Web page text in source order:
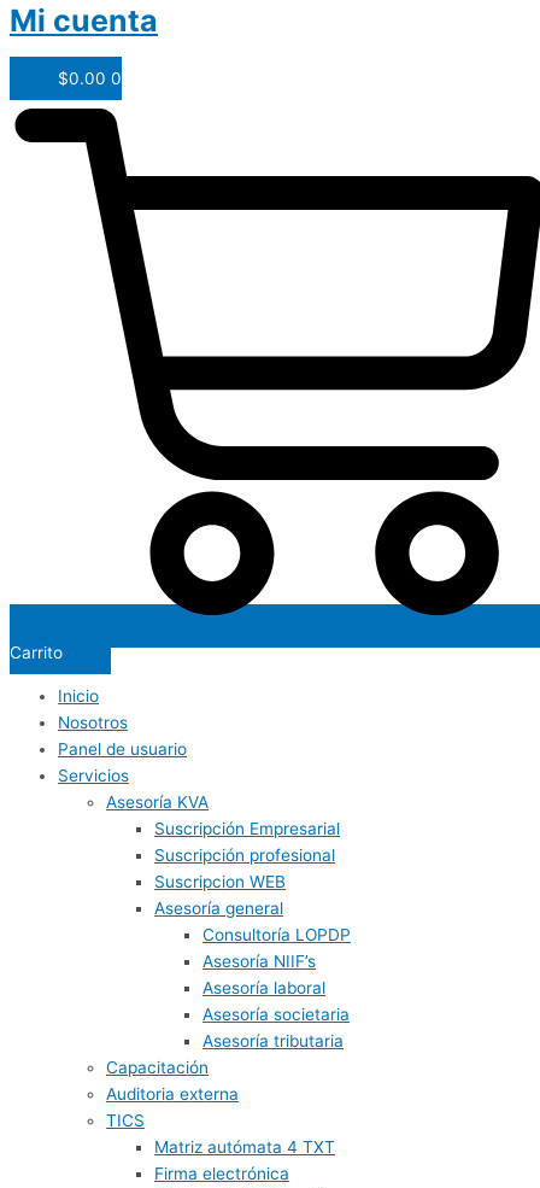
Mi cuenta
$0.00 0
Carrito
Inicio
Nosotros
Panel de usuario
Servicios
Asesoría KVA
Suscripción Empresarial
Suscripción profesional
Suscripcion WEB
Asesoría general
Consultoría LOPDP
Asesoría NIIF’s
Asesoría laboral
Asesoría societaria
Asesoría tributaria
Capacitación
Auditoria externa
TICS
Matriz autómata 4 TXT
Firma electrónica